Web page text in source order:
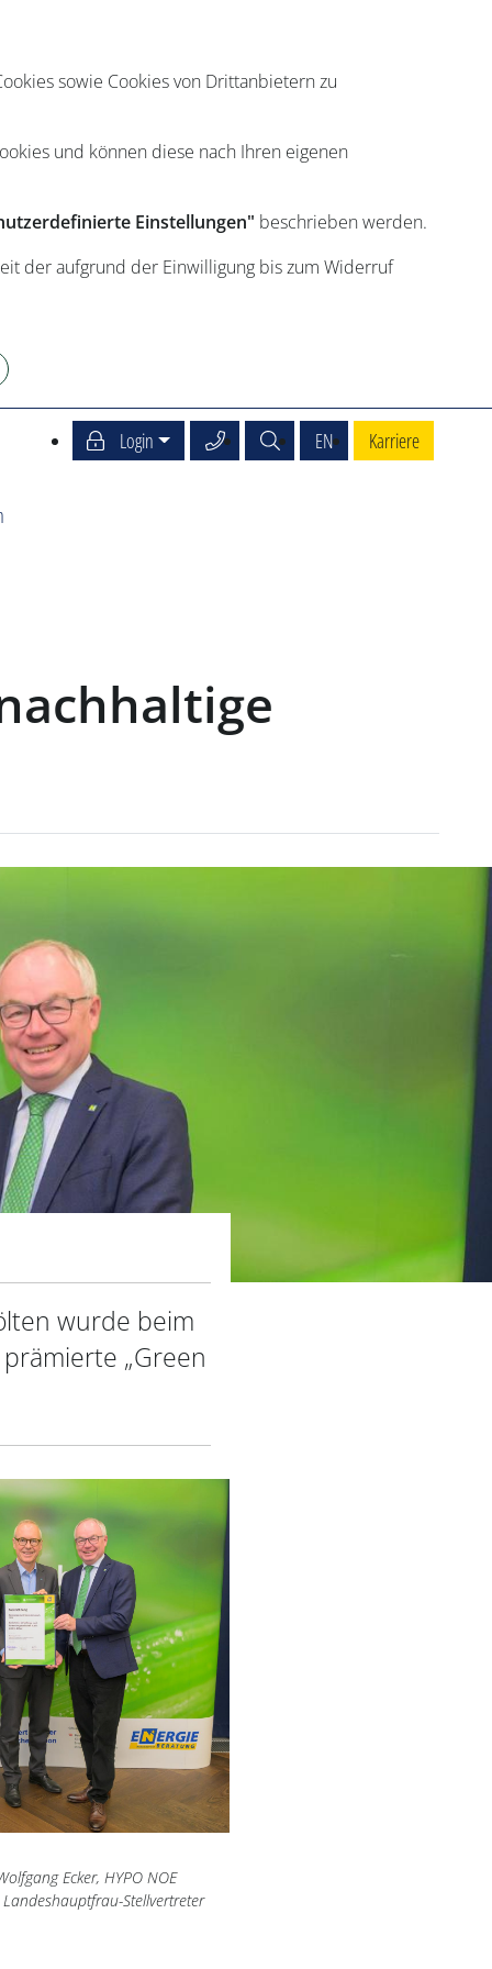
sowie Cookies von Drittanbietern zu
und können diese nach Ihren eigenen
Einstellungen" beschrieben werden.
der aufgrund der Einwilligung bis zum Widerruf
Login Service Center anrufen
SucheENEnglishKarriere
wurde beim
„Green
Ecker, HYPO NOE
Stellvertreter